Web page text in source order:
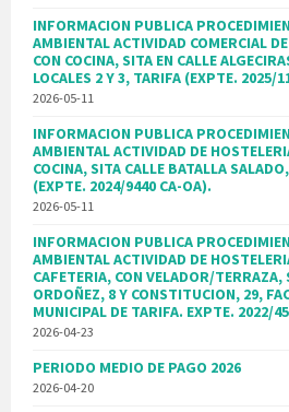
INFORMACION PUBLICA
AMBIENTAL ACTIVIDAD COMERCIAL
CON COCINA, SITA EN CALLE
LOCALES 2 Y 3, TARIFA (EXPTE. 2025/
2026-05-11
INFORMACION PUBLICA
AMBIENTAL ACTIVIDAD DE
COCINA, SITA CALLE BATALLA
(EXPTE. 2024/9440 CA-OA).
2026-05-11
INFORMACION PUBLICA
AMBIENTAL ACTIVIDAD DE
CAFETERIA, CON VELADOR/
ORDOÑEZ, 8 Y CONSTITUCION, 29,
MUNICIPAL DE TARIFA. EXPTE. 2022/
2026-04-23
PERIODO MEDIO DE PAGO 2026
2026-04-20